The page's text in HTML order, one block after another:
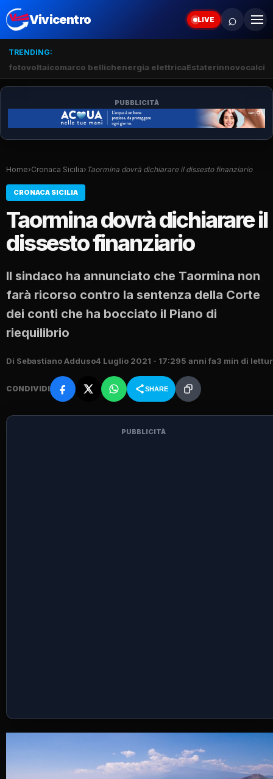
Vivicentro LIVE ⌕
TRENDING:
fotovoltaicomarco bellichenergia elettricaEstaterinnovo
PUBBLICITÀ
Home›Cronaca Sicilia› Taormina dovrà dichiarare il dissesto finanziario
CRONACA SICILIA
Taormina dovrà dichiarare il
dissesto finanziario
Il sindaco ha annunciato che Taormina non
farà ricorso contro la sentenza della Corte
dei conti che ha bocciato il Piano di
riequilibrio
Di Sebastiano Adduso4 Luglio 2021 - 17:295 anni fa3 min di
CONDIVIDI SHARE
PUBBLICITÀ